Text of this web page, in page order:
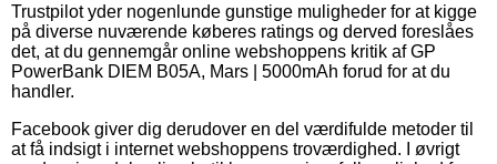
Trustpilot yder nogenlunde gunstige muligheder for at kigge
på diverse nuværende køberes ratings og derved foreslåes
det, at du gennemgår online webshoppens kritik af GP
PowerBank DIEM B05A, Mars | 5000mAh forud for at du
handler.
Facebook giver dig derudover en del værdifulde metoder til
at få indsigt i internet webshoppens troværdighed. I øvrigt